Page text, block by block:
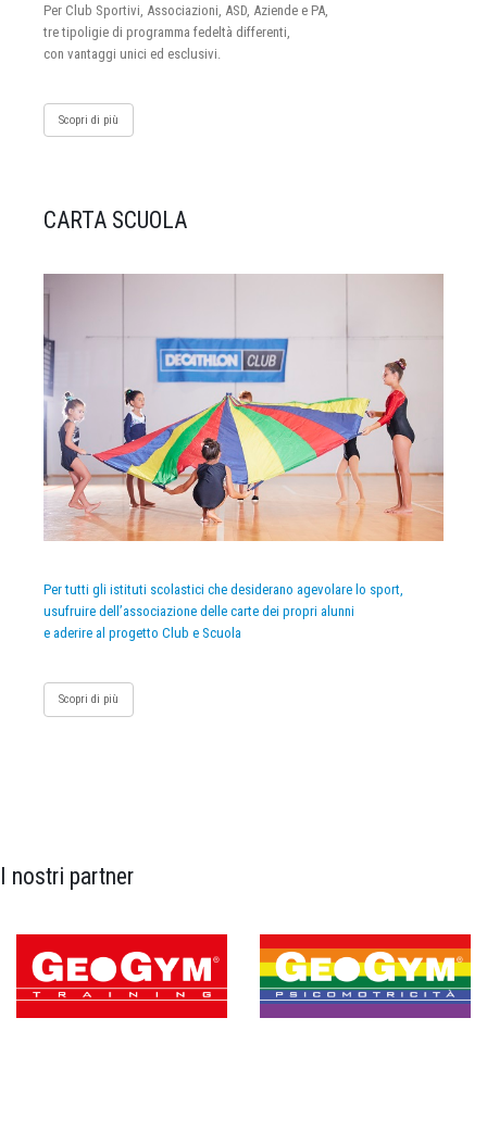
Per Club Sportivi, Associazioni, ASD, Aziende e PA,
tre tipoligie di programma fedeltà differenti,
con vantaggi unici ed esclusivi.
Scopri di più
CARTA SCUOLA
Per tutti gli istituti scolastici che desiderano agevolare lo sport,
usufruire dell’associazione delle carte dei propri alunni
e aderire al progetto Club e Scuola
Scopri di più
I nostri partner